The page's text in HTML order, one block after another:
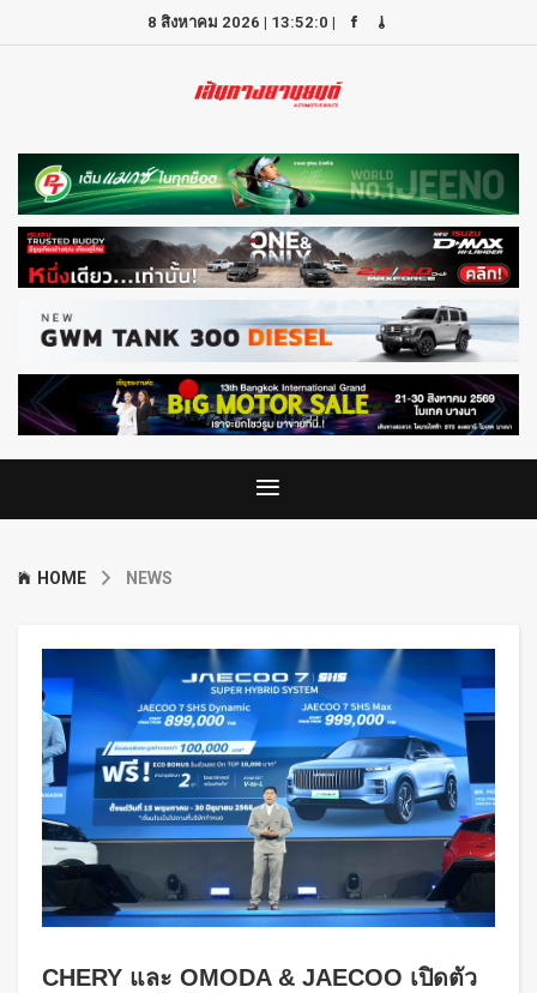
8 สิงหาคม 2026 | 13:52:0 |
HOME NEWS
CHERY และ OMODA & JAECOO เปิดตัว